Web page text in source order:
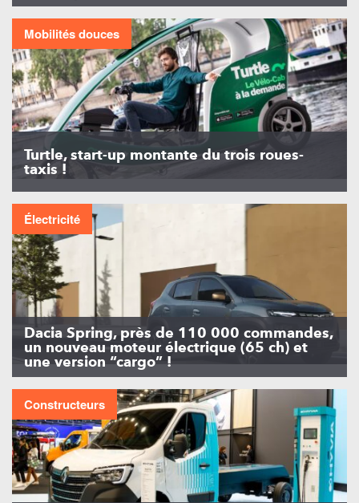
Mobilités douces
Turtle, start-up montante du trois roues-
taxis !
Électricité
Dacia Spring, près de 110 000 commandes,
un nouveau moteur électrique (65 ch) et
une version “cargo” !
Constructeurs